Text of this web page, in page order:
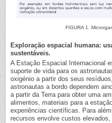
FIGURA 1.
Exploração espacial humana:
sustentáveis.
A Estação Espacial Internacional
suporte de vida para os
oxigénio a partir dos seus
astronautas a bordo dependem
a partir da Terra para obter uma
alimentos, materiais para a
experiências científicas. Para
recursos envolve custos